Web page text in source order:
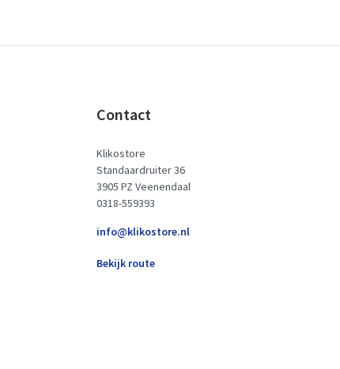
Contact
Klikostore
Standaardruiter 36
3905 PZ Veenendaal
0318-559393
info@klikostore.nl
Bekijk route